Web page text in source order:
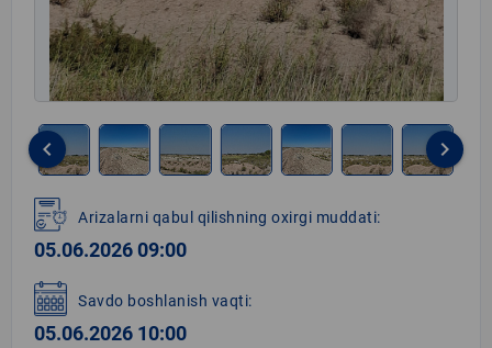
1
of
8
keyboard_arrow_left keyboard_arrow_right
Arizalarni qabul qilishning oxirgi muddati:
05.06.2026 09:00
Savdo boshlanish vaqti:
05.06.2026 10:00